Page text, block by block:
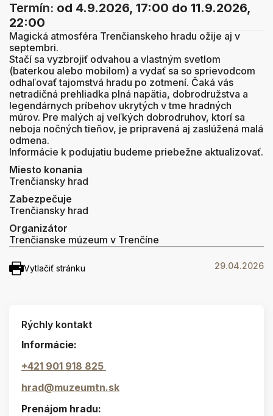
Termín: od 4.9.2026, 17:00 do 11.9.2026,
22:00
Magická atmosféra Trenčianskeho hradu ožije aj v
septembri.
Stačí sa vyzbrojiť odvahou a vlastným svetlom
(baterkou alebo mobilom) a vydať sa so sprievodcom
odhaľovať tajomstvá hradu po zotmení. Čaká vás
netradičná prehliadka plná napätia, dobrodružstva a
legendárnych príbehov ukrytých v tme hradných
múrov. Pre malých aj veľkých dobrodruhov, ktorí sa
neboja nočných tieňov, je pripravená aj zaslúžená malá
odmena.
Informácie k podujatiu budeme priebežne aktualizovať.
Miesto konania
Trenčiansky hrad
Zabezpečuje
Trenčiansky hrad
Organizátor
Trenčianske múzeum v Trenčíne
Vytlačiť stránku 29.04.2026
Rýchly kontakt
Informácie:
+421 901 918 825
hrad@muzeumtn.sk
Prenájom hradu: